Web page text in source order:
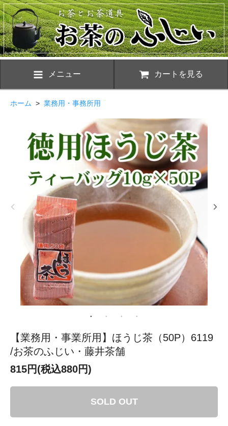
メニュー カートを見る
ホーム > 業務用・事務所用
【業務用・事業所用】ほうじ茶（50P）6119
/お茶のふじい・藤井茶舗
815円(税込880円)
SOLD OUT